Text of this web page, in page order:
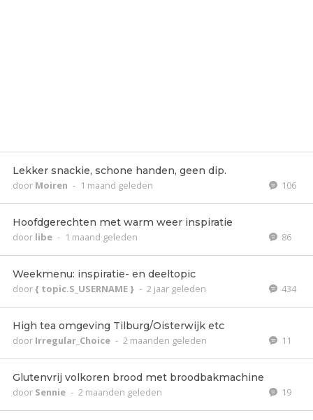
Lekker snackie, schone handen, geen dip.
door Moiren - 1 maand geleden 106
Hoofdgerechten met warm weer inspiratie
door libe - 1 maand geleden 86
Weekmenu: inspiratie- en deeltopic
door{ topic.S_USERNAME } - 2 jaar geleden 434
High tea omgeving Tilburg/Oisterwijk etc
door Irregular_Choice - 2 maanden geleden 11
Glutenvrij volkoren brood met broodbakmachine
door Sennie - 2 maanden geleden 19